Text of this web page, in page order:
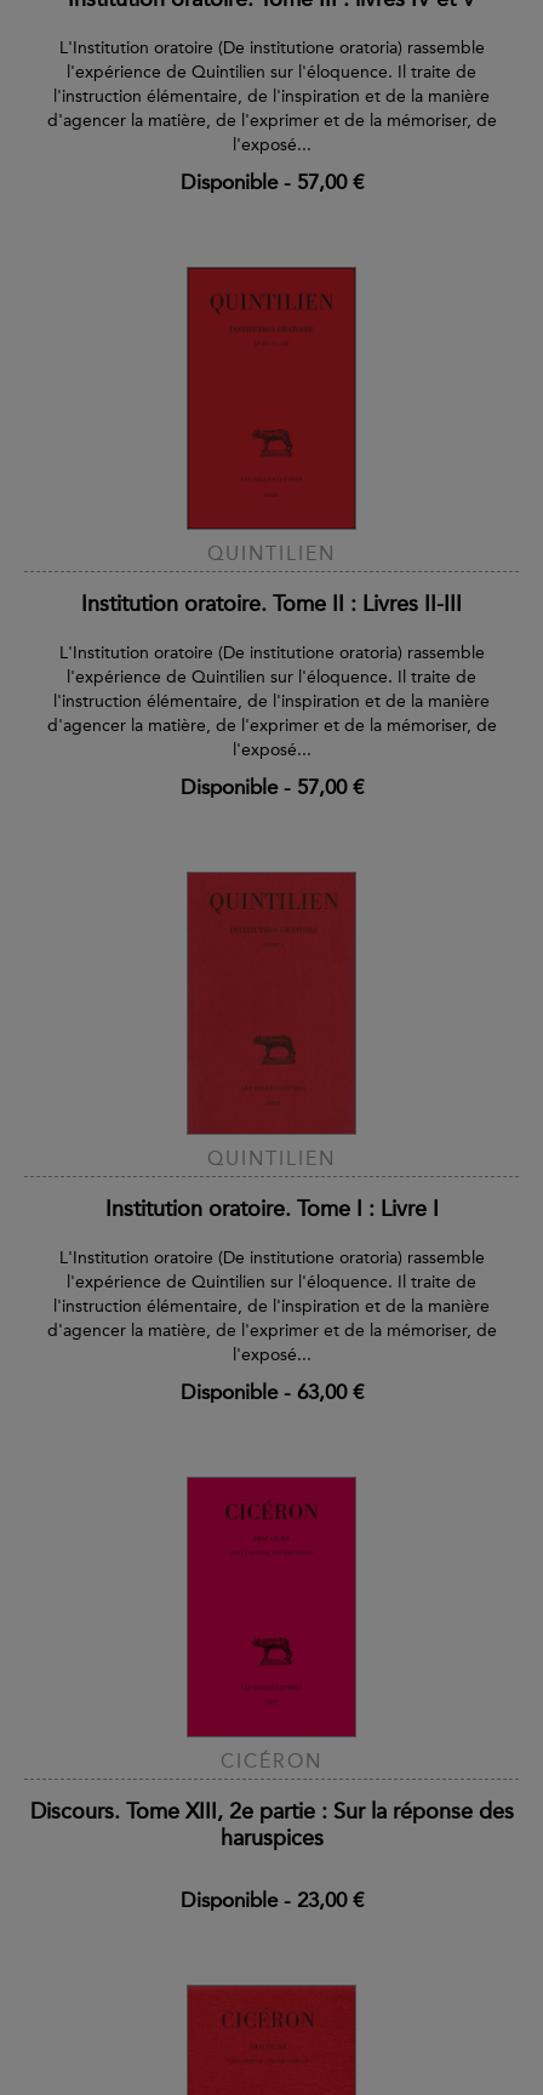
L'Institution oratoire (De institutione oratoria) rassemble
l'expérience de Quintilien sur l'éloquence. Il traite de
l'instruction élémentaire, de l'inspiration et de la manière
d'agencer la matière, de l'exprimer et de la mémoriser, de
l'exposé...
Disponible- 57,00 €
QUINTILIEN
Institution oratoire. Tome II : Livres II-III
L'Institution oratoire (De institutione oratoria) rassemble
l'expérience de Quintilien sur l'éloquence. Il traite de
l'instruction élémentaire, de l'inspiration et de la manière
d'agencer la matière, de l'exprimer et de la mémoriser, de
l'exposé...
Disponible- 57,00 €
QUINTILIEN
Institution oratoire. Tome I : Livre I
L'Institution oratoire (De institutione oratoria) rassemble
l'expérience de Quintilien sur l'éloquence. Il traite de
l'instruction élémentaire, de l'inspiration et de la manière
d'agencer la matière, de l'exprimer et de la mémoriser, de
l'exposé...
Disponible- 63,00 €
CICÉRON
Discours. Tome XIII, 2e partie : Sur la réponse des
haruspices
Disponible- 23,00 €